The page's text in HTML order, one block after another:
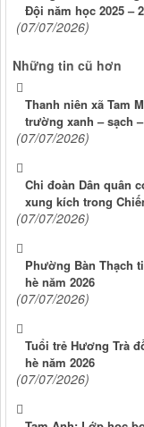
Đội năm học 2025 –
(07/07/2026)
Những tin cũ hơn
Thanh niên xã Tam
trường xanh – sạch
(07/07/2026)
Chi đoàn Dân quân
xung kích trong
(07/07/2026)
Phường Bàn Thạch
hè năm 2026
(07/07/2026)
Tuổi trẻ Hương Trà
hè năm 2026
(07/07/2026)